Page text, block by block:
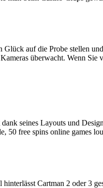
Glück auf die Probe stellen
überwacht. Wenn Sie
seines Layouts und
50 free spins online games
Cartman 2 oder 3